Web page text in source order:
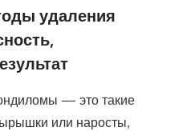
удаления
— это такие
или наросты,